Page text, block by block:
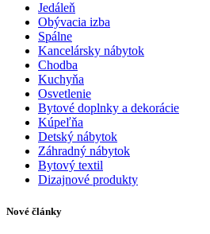
Jedáleň
Obývacia izba
Spálne
Kancelársky nábytok
Chodba
Kuchyňa
Osvetlenie
Bytové doplnky a dekorácie
Kúpeľňa
Detský nábytok
Záhradný nábytok
Bytový textil
Dizajnové produkty
Nové články